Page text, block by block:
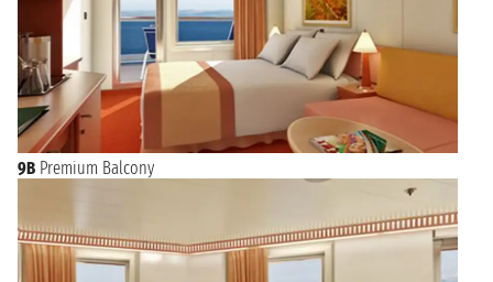
9B Premium Balcony